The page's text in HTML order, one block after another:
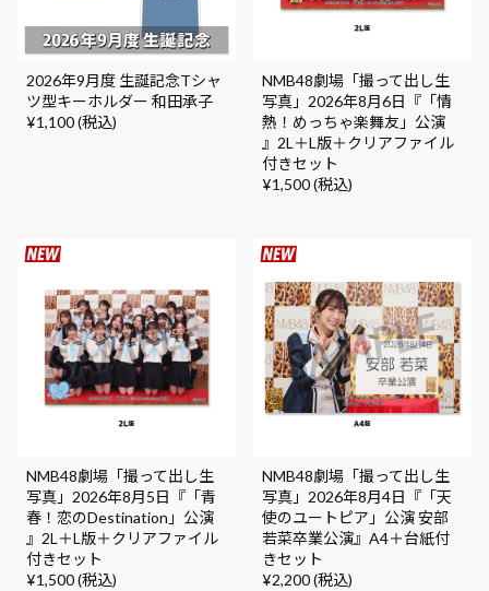
2026年9月度 生誕記念Tシャ
ツ型キーホルダー 和田承子
¥1,100 (税込)
NMB48劇場「撮って出し生
写真」2026年8月6日『「情
熱！めっちゃ楽舞友」公演
』2L＋L版＋クリアファイル
付きセット
¥1,500 (税込)
NMB48劇場「撮って出し生
写真」2026年8月5日『「青
春！恋のDestination」公演
』2L＋L版＋クリアファイル
付きセット
¥1,500 (税込)
NMB48劇場「撮って出し生
写真」2026年8月4日『「天
使のユートピア」公演 安部
若菜卒業公演』A4＋台紙付
きセット
¥2,200 (税込)